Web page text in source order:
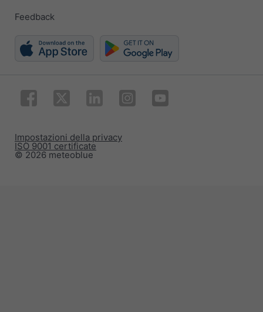
Feedback
© 2026 meteoblue
ISO 9001 certificate
Impostazioni della privacy